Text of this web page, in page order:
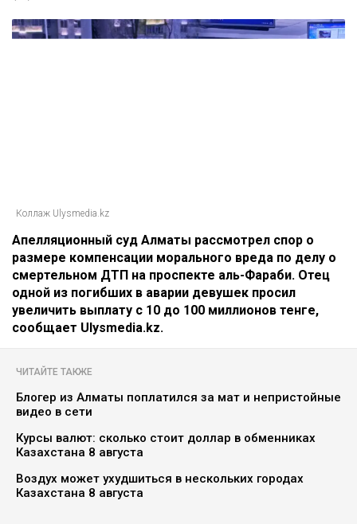
Коллаж Ulysmedia.kz
Апелляционный суд Алматы рассмотрел спор о
размере компенсации морального вреда по делу о
смертельном ДТП на проспекте аль-Фараби. Отец
одной из погибших в аварии девушек просил
увеличить выплату с 10 до 100 миллионов тенге,
сообщает Ulysmedia.kz.
ЧИТАЙТЕ ТАКЖЕ
Блогер из Алматы поплатился за мат и непристойные
видео в сети
Курсы валют: сколько стоит доллар в обменниках
Казахстана 8 августа
Воздух может ухудшиться в нескольких городах
Казахстана 8 августа